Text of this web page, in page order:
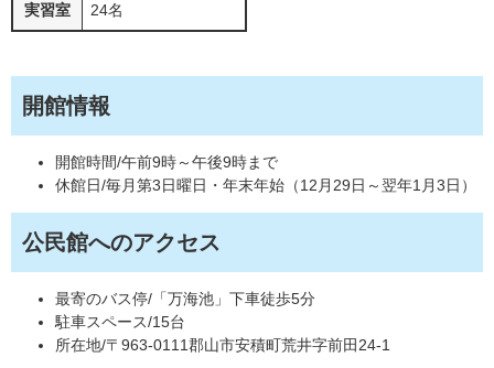
実習室 24名
開館情報
開館時間/午前9時～午後9時まで
休館日/毎月第3日曜日・年末年始（12月29日～翌年1月3日）
公民館へのアクセス
最寄のバス停/「万海池」下車徒歩5分
駐車スペース/15台
所在地/〒963-0111郡山市安積町荒井字前田24-1